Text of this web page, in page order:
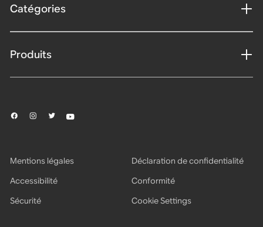
Catégories
Produits
Mentions légales
Déclaration de confidentialité
Accessibilité
Conformité
Sécurité
Cookie Settings